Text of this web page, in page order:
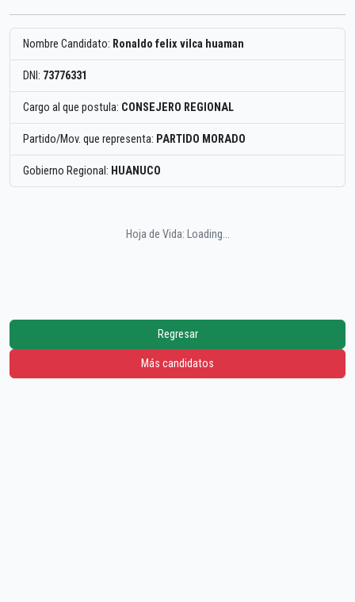
Nombre Candidato: Ronaldo felix vilca huaman
DNI: 73776331
Cargo al que postula: CONSEJERO REGIONAL
Partido/Mov. que representa: PARTIDO MORADO
Gobierno Regional: HUANUCO
Hoja de Vida: Loading...
Regresar
Más candidatos